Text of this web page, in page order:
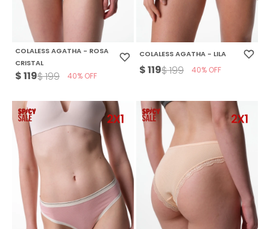
COLALESS AGATHA - ROSA
CRISTAL
$119$199 40
COLALESS AGATHA - LILA
$119$199 40